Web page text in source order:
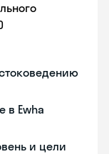
в Ewha
и цели